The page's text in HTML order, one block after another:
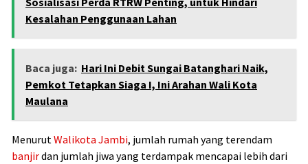
Kesalahan Penggunaan Lahan
Baca juga: Hari Ini Debit Sungai Batanghari Naik,
Pemkot Tetapkan Siaga I, Ini Arahan Wali Kota
Maulana
MenurutWalikota Jambi, jumlah rumah yang terendam
banjirdan jumlah jiwa yang terdampak mencapai lebih dari